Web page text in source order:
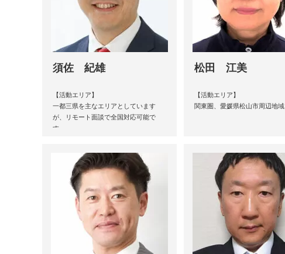
須佐 紀雄
【活動エリア】
一都三県を主なエリアとしています
が、リモート面談で全国対応可能で
す。
松田 江美
【活動エリア】
関東圏、愛媛県松山市周辺地域